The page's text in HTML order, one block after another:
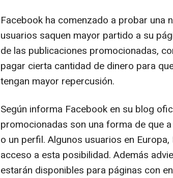
Facebook ha comenzado a probar una
usuarios saquen mayor partido a su
de las publicaciones promocionadas,
pagar cierta cantidad de dinero para
tengan mayor repercusión.
Según informa Facebook en su blog
promocionadas son una forma de que
o un perfil. Algunos usuarios en
acceso a esta posibilidad. Además
estarán disponibles para páginas con